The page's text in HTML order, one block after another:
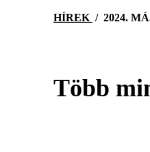
HÍREK / 2024.
Több